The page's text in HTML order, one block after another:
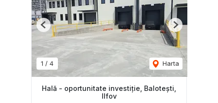
1 / 4 Harta
Previous Next
Hală - oportunitate investiție, Balotești,
Ilfov